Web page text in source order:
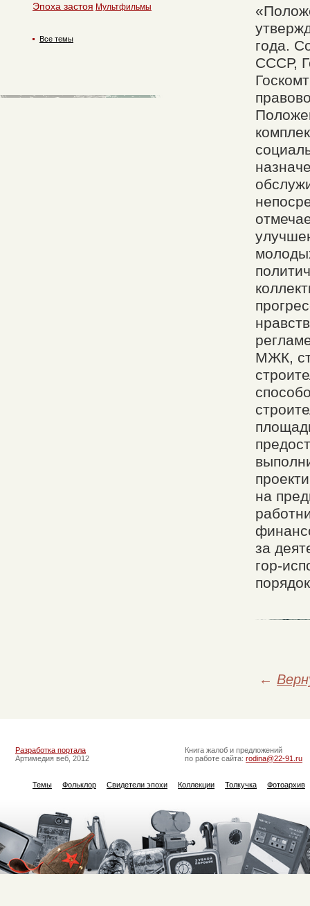
года.
СССР,
МЖК,
на
за
гор-
←
Эпоха застоя Мультфильмы
Все темы
Разработка портала
Артимедия веб, 2012
Книга жалоб и предложений
по работе сайта: rodina@22-91.ru
Темы Фольклор Свидетели эпохи Коллекции Толкучка Фотоархив